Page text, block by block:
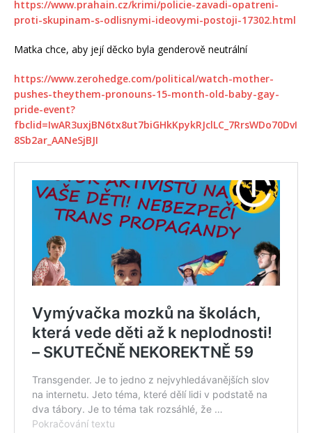
https://www.prahain.cz/krimi/policie-zavadi-opatreni-
proti-skupinam-s-odlisnymi-ideovymi-postoji-17302.html
Matka chce, aby její děcko byla genderově neutrální
https://www.zerohedge.com/political/watch-mother-
pushes-theythem-pronouns-15-month-old-baby-gay-
pride-event?
fbclid=IwAR3uxjBN6tx8ut7biGHkKpykRJclLC_7RrsWDo70DvI
8Sb2ar_AANeSjBJI